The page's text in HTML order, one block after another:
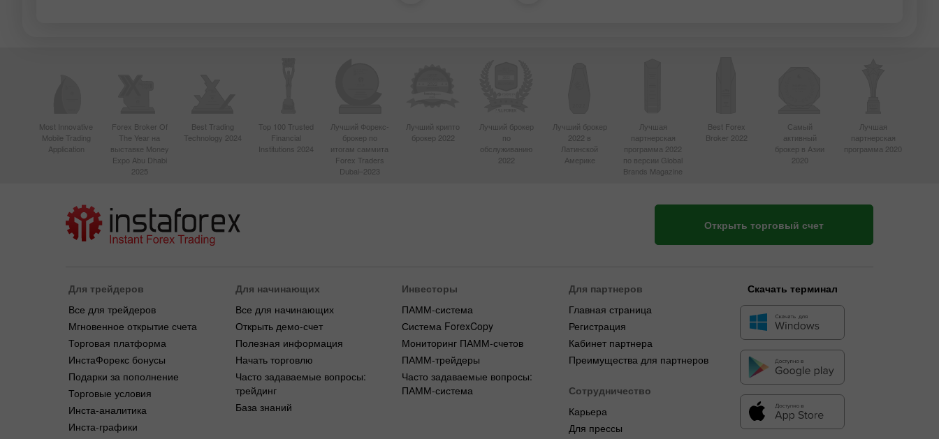
Most Innovative
Mobile Trading
Application
Forex Broker Of
The Year на
выставке Money
Expo Abu Dhabi
2025
Best Trading
Technology 2024
Top 100 Trusted
Financial
Institutions 2024
Лучший Форекс-
брокер по
итогам саммита
Forex Traders
Dubai–2023
Лучший крипто
брокер 2022
Лучший брокер
по
обслуживанию
2022
Лучший брокер
2022 в
Латинской
Америке
Лучшая
партнерская
программа 2022
по версии Global
Brands Magazine
Best Forex
Broker 2022
Самый
активный
брокер в Азии
2020
Лучшая
партнерская
программа 2020
Открыть торговый счет
Для трейдеров
Все для трейдеров
Мгновенное открытие счета
Торговая платформа
ИнстаФорекс бонусы
Подарки за пополнение
Торговые условия
Инста-аналитика
Инста-графики
Для начинающих
Все для начинающих
Открыть демо-счет
Полезная информация
Начать торговлю
Часто задаваемые вопросы:
трейдинг
База знаний
Инвесторы
ПАММ-система
Система ForexCopy
Мониторинг ПАММ-счетов
ПАММ-трейдеры
Часто задаваемые вопросы:
ПАММ-система
Для партнеров
Главная страница
Регистрация
Кабинет партнера
Преимущества для партнеров
Сотрудничество
Карьера
Для прессы
Скачать терминал